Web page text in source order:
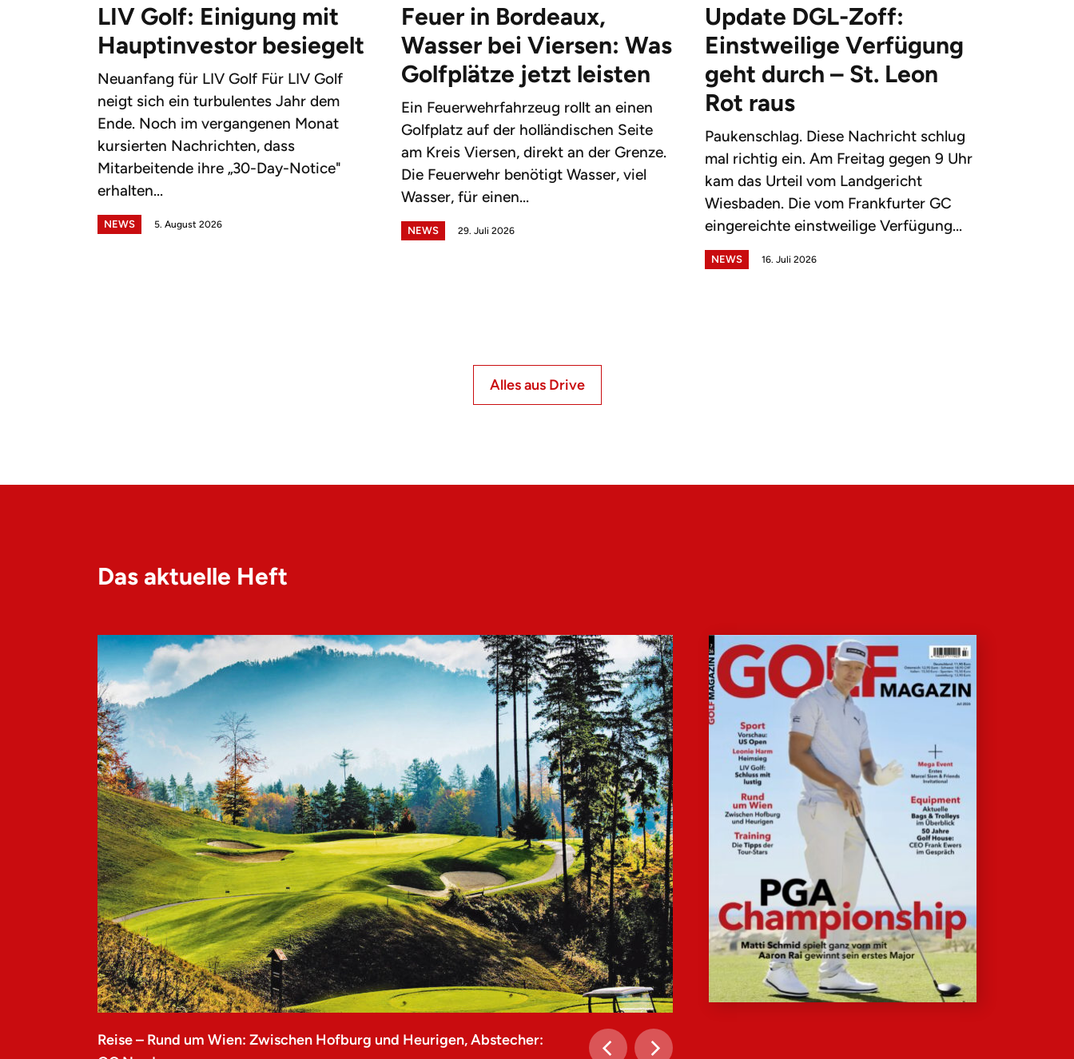
LIV Golf: Einigung mit
Hauptinvestor besiegelt
Neuanfang für LIV Golf Für LIV Golf
neigt sich ein turbulentes Jahr dem
Ende. Noch im vergangenen Monat
kursierten Nachrichten, dass
Mitarbeitende ihre „30-Day-Notice"
erhalten...
NEWS 5. August 2026
Feuer in Bordeaux,
Wasser bei Viersen: Was
Golfplätze jetzt leisten
Ein Feuerwehrfahrzeug rollt an einen
Golfplatz auf der holländischen Seite
am Kreis Viersen, direkt an der Grenze.
Die Feuerwehr benötigt Wasser, viel
Wasser, für einen...
NEWS 29. Juli 2026
Update DGL-Zoff:
Einstweilige Verfügung
geht durch – St. Leon
Rot raus
Paukenschlag. Diese Nachricht schlug
mal richtig ein. Am Freitag gegen 9 Uhr
kam das Urteil vom Landgericht
Wiesbaden. Die vom Frankfurter GC
eingereichte einstweilige Verfügung...
NEWS 16. Juli 2026
Alles aus Drive
Das aktuelle Heft
Reise – Rund um Wien: Zwischen Hofburg und Heurigen, Abstecher: